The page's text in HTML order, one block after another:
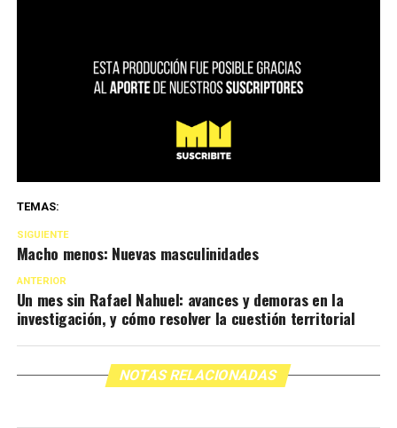
TEMAS:
SIGUIENTE
Macho menos: Nuevas masculinidades
ANTERIOR
Un mes sin Rafael Nahuel: avances y demoras en la
investigación, y cómo resolver la cuestión territorial
NOTAS RELACIONADAS